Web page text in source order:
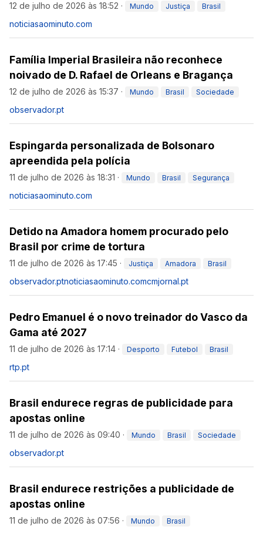
12 de julho de 2026 às 18:52 · Mundo Justiça Brasil
noticiasaominuto.com
Família Imperial Brasileira não reconhece
noivado de D. Rafael de Orleans e Bragança
12 de julho de 2026 às 15:37 · Mundo Brasil Sociedade
observador.pt
Espingarda personalizada de Bolsonaro
apreendida pela polícia
11 de julho de 2026 às 18:31 · Mundo Brasil Segurança
noticiasaominuto.com
Detido na Amadora homem procurado pelo
Brasil por crime de tortura
11 de julho de 2026 às 17:45 · Justiça Amadora Brasil
observador.ptnoticiasaominuto.comcmjornal.pt
Pedro Emanuel é o novo treinador do Vasco da
Gama até 2027
11 de julho de 2026 às 17:14 · Desporto Futebol Brasil
rtp.pt
Brasil endurece regras de publicidade para
apostas online
11 de julho de 2026 às 09:40 · Mundo Brasil Sociedade
observador.pt
Brasil endurece restrições a publicidade de
apostas online
11 de julho de 2026 às 07:56 · Mundo Brasil